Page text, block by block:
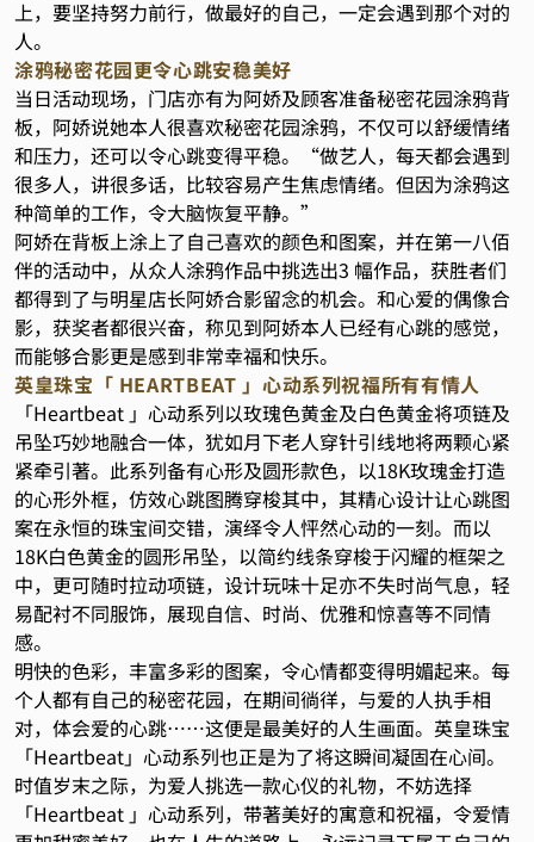
上，要坚持努力前行，做最好的自己，一定会遇到那个对的
人。
涂鸦秘密花园更令心跳安稳美好
当日活动现场，门店亦有为阿娇及顾客准备秘密花园涂鸦背
板，阿娇说她本人很喜欢秘密花园涂鸦，不仅可以舒缓情绪
和压力，还可以令心跳变得平稳。“做艺人，每天都会遇到
很多人，讲很多话，比较容易产生焦虑情绪。但因为涂鸦这
种简单的工作，令大脑恢复平静。”
阿娇在背板上涂上了自己喜欢的颜色和图案，并在第一八佰
伴的活动中，从众人涂鸦作品中挑选出3 幅作品，获胜者们
都得到了与明星店长阿娇合影留念的机会。和心爱的偶像合
影，获奖者都很兴奋，称见到阿娇本人已经有心跳的感觉，
而能够合影更是感到非常幸福和快乐。
英皇珠宝「 HEARTBEAT 」心动系列祝福所有有情人
「Heartbeat 」心动系列以玫瑰色黄金及白色黄金将项链及
吊坠巧妙地融合一体，犹如月下老人穿针引线地将两颗心紧
紧牵引著。此系列备有心形及圆形款色，以18K玫瑰金打造
的心形外框，仿效心跳图腾穿梭其中，其精心设计让心跳图
案在永恒的珠宝间交错，演绎令人怦然心动的一刻。而以
18K白色黄金的圆形吊坠，以简约线条穿梭于闪耀的框架之
中，更可随时拉动项链，设计玩味十足亦不失时尚气息，轻
易配衬不同服饰，展现自信、时尚、优雅和惊喜等不同情
感。
明快的色彩，丰富多彩的图案，令心情都变得明媚起来。每
个人都有自己的秘密花园，在期间徜徉，与爱的人执手相
对，体会爱的心跳……这便是最美好的人生画面。英皇珠宝
「Heartbeat」心动系列也正是为了将这瞬间凝固在心间。
时值岁末之际，为爱人挑选一款心仪的礼物，不妨选择
「Heartbeat 」心动系列，带著美好的寓意和祝福，令爱情